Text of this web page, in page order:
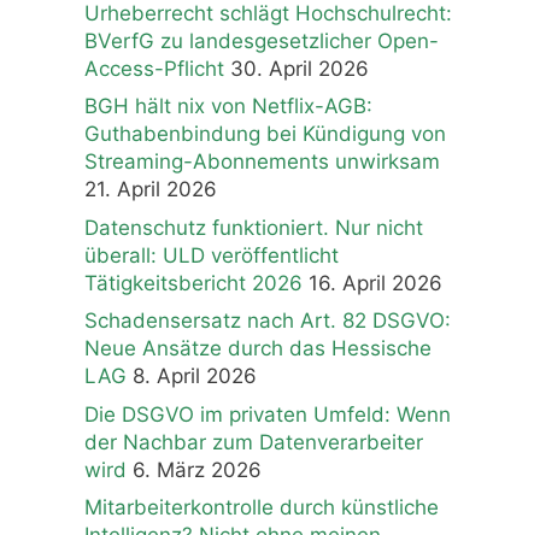
Urheberrecht schlägt Hochschulrecht:
BVerfG zu landesgesetzlicher Open-
Access-Pflicht 30. April 2026
BGH hält nix von Netflix-AGB:
Guthabenbindung bei Kündigung von
Streaming-Abonnements unwirksam
21. April 2026
Datenschutz funktioniert. Nur nicht
überall: ULD veröffentlicht
Tätigkeitsbericht 2026 16. April 2026
Schadensersatz nach Art. 82 DSGVO:
Neue Ansätze durch das Hessische
LAG 8. April 2026
Die DSGVO im privaten Umfeld: Wenn
der Nachbar zum Datenverarbeiter
wird 6. März 2026
Mitarbeiterkontrolle durch künstliche